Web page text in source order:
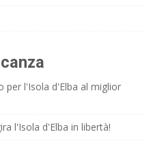
per l'Isola d'Elba al miglior
l'Isola d'Elba in libertà!